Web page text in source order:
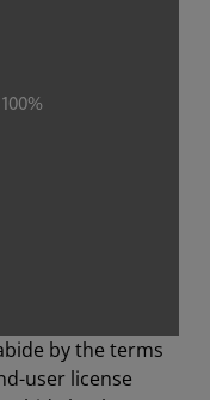
by the terms
user license